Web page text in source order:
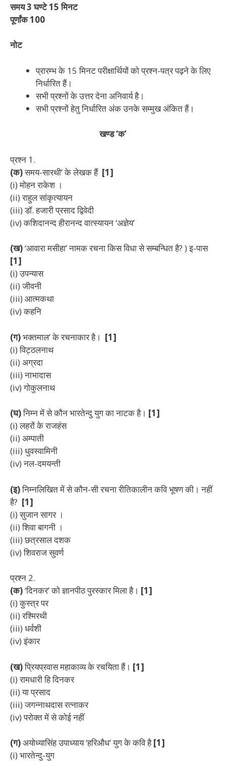
समय 3 घण्टे 15 मिनट
पूर्णांक 100
नोट
प्रारम्भ के 15 मिनट परीक्षार्थियों को प्रश्न-पत्र पढ़ने के लिए
निर्धारित हैं।
सभी प्रश्नों के उत्तर देना अनिवार्य है।
सभी प्रश्नों हेतु निर्धारित अंक उनके सम्मुख अंकित हैं।
खण्ड ‘क’
प्रश्न 1.
(क)समय-सारथी’ के लेखक हैं [1]
(i) मोहन राकेश ।
(ii) राहुल सांकृत्यायन
(iii) डॉ. हजारी प्रसाद द्विवेदी
(iv) कशिदानन्द हीरानन्द वात्स्यायन ‘अज्ञेय’
(ख)‘आवारा मसीहा’ नामक रचना किस विधा से सम्बन्धित है? ) इ-पास
[1]
(i) उपन्यास
(ii) जीवनी
(iii) आत्मकथा
(iv) कहनि
(ग)भक्तमाल’ के रचनाकार है। [1]
(i) विट्ठलनाथ
(ii) अग्रदा
(iii) नाभादास
(iv) गोकुलनाथ
(घ)निम्न में से कौन भारतेन्दु युग का नाटक है। [1]
(i) लहरों के राजहंस
(ii) अम्पाती
(iii) धुवस्वामिनी
(iv) नल-दमयन्ती
(इ)निम्नलिखित में से कौन-सी रचना रीतिकालीन कवि भूषण की। नहीं
है? [1]
(i) सुजान सागर ।
(ii) शिवा बागनी ।
(iii) छत्रसाल दशक
(iv) शिवराज सुवर्ण
प्रश्न 2.
(क)‘दिनकर’ को ज्ञानपीठ पुरस्कार मिला है। [1]
(i) कुस्त्र पर
(ii) रश्मिरथी
(iii) धर्वशी
(iv) इंकार
(ख)प्रियप्रवास महाकाव्य के रचयिता हैं। [1]
(i) रामधारी हि दिनकर
(ii) या प्रसाद
(iii) जगन्नाथदास रत्नाकर
(iv) परोक्त में से कोई नहीं
(ग)अयोध्यासिंह उपाध्याय ‘हरिऔध’ युग के कवि है[1]
(i) भारतेन्दु-युग